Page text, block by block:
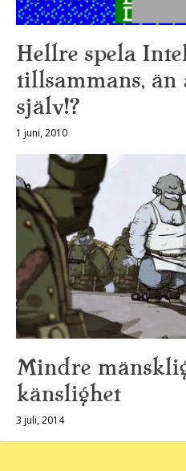
Hellre spela
tillsammans, än
själv!?
1 juni, 2010
Mindre
känslighet
3 juli, 2014